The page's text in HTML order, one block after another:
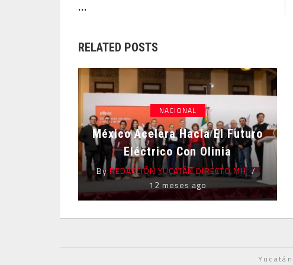
...
RELATED POSTS
NACIONAL
México Acelera Hacia El Futuro
Eléctrico Con Olinia
ByREDACCIÓN YUCATÁN DIRECTO MH
12 meses ago